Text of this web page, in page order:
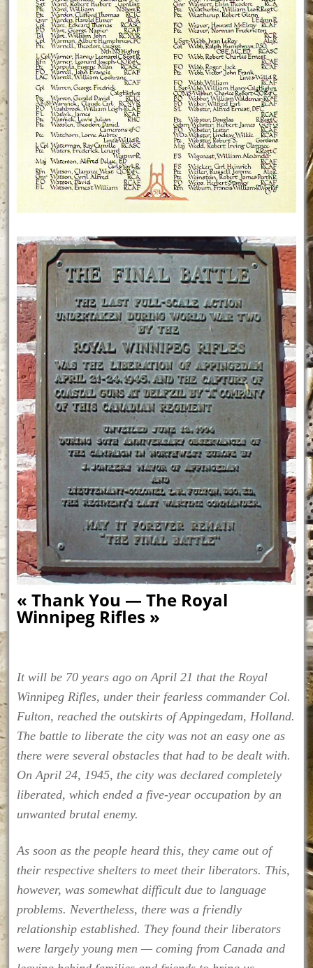
« Thank You — The Royal
Winnipeg Rifles »
It will be 70 years ago on April 21 that the Royal
Winnipeg Rifles, under their fearless commander Col.
Fulton, reached the outskirts of Appingedam, Holland.
The battle to liberate the city was not an easy one as
there were several obstacles that had to be dealt with.
On April 24, 1945, the city was declared completely
liberated, which ended a five-year occupation by an
unwanted brutal enemy.
As soon as the people heard this, they came out of
their respective shelters to meet their liberators. This,
however, was somewhat difficult due to language
problems. Nevertheless, there was a friendly
relationship established. They found their liberators
were largely young men — coming from Canada and